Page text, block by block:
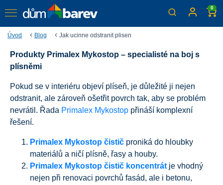
0
Úvod Blog Jak ucinne odstranit plisen
Jak účinně odstranit plíseň
Produkty Primalex Mykostop – specialisté na boj s
plísněmi
Pokud se v interiéru objeví plíseň, je důležité ji nejen
odstranit, ale zároveň ošetřit povrch tak, aby se problém
nevrátil. Řada Primalex Mykostop přináší komplexní
řešení.
Primalex Mykostop čistič proniká do hloubky
materiálů a ničí plísně, řasy a houby.
Primalex Mykostop čistič koncentrát je vhodný
nejen při renovaci povrchů fasád, ale i betonu,